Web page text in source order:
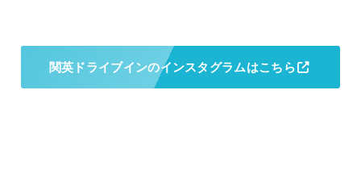
関英ドライブインのインスタグラムはこちら